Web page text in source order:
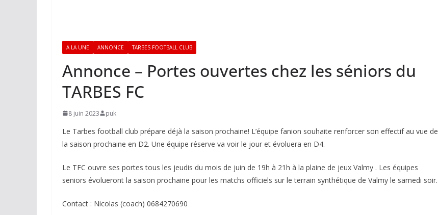
A LA UNE ANNONCE TARBES FOOTBALL CLUB
Annonce – Portes ouvertes chez les séniors du
TARBES FC
8 juin 2023 puk
Le Tarbes football club prépare déjà la saison prochaine! L’équipe fanion souhaite renforcer son effectif au vue de
la saison prochaine en D2. Une équipe réserve va voir le jour et évoluera en D4.
Le TFC ouvre ses portes tous les jeudis du mois de juin de 19h à 21h à la plaine de jeux Valmy . Les équipes
seniors évolueront la saison prochaine pour les matchs officiels sur le terrain synthétique de Valmy le samedi soir.
Contact : Nicolas (coach) 0684270690